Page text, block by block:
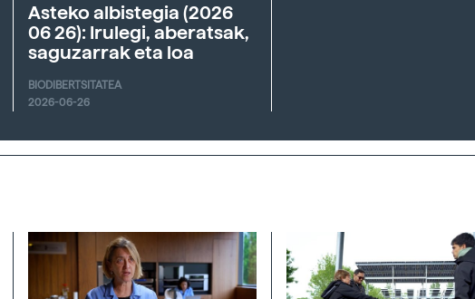
Asteko albistegia (2026
06 26): Irulegi, aberatsak,
saguzarrak eta loa
BIODIBERTSITATEA
2026-06-26